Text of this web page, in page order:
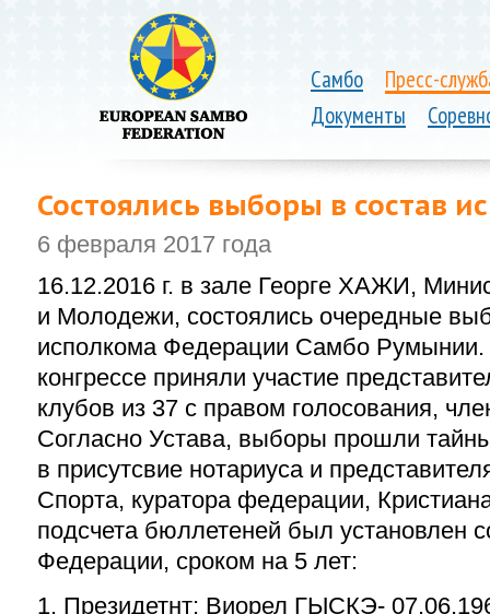
Самбо
Пресс-
Документы
Состоялись выборы в состав
6 февраля 2017 года
16.12.2016 г. в зале Георге ХАЖИ,
и Молодежи, состоялись очередные
исполкома Федерации Самбо Румынии.
конгрессе приняли участие
клубов из 37 с правом голосования,
Согласно Устава, выборы прошли
в присутсвие нотариуса и
Спорта, куратора федерации,
подсчета бюллетеней был установлен
Федерации, сроком на 5 лет:
1. Президетнт: Виорел ГЫСКЭ-